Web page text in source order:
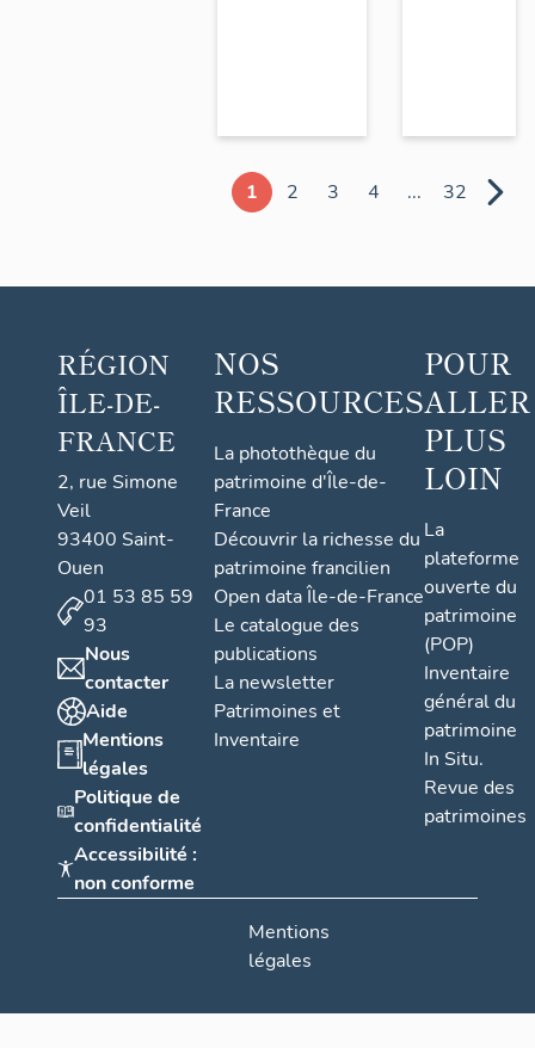
1 2 3 4 ... 32
RÉGION
ÎLE-DE-
FRANCE
2, rue Simone
Veil
93400 Saint-
Ouen
01 53 85 59
93
Nous
contacter
Aide
Mentions
légales
Politique de
confidentialité
Accessibilité :
non conforme
NOS
RESSOURCES
La photothèque du
patrimoine d'Île-de-
France
Découvrir la richesse du
patrimoine francilien
Open data Île-de-France
Le catalogue des
publications
La newsletter
Patrimoines et
Inventaire
POUR
ALLER
PLUS
LOIN
La
plateforme
ouverte du
patrimoine
(POP)
Inventaire
général du
patrimoine
In Situ.
Revue des
patrimoines
Mentions
légales